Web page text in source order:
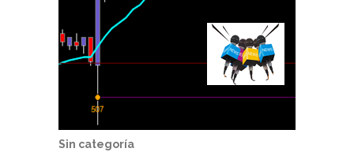
Sin categoría